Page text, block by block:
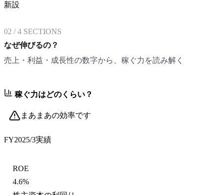
新設
02 /4 SECTIONS
なぜ伸びるの？
売上・利益・成長性の数字から、稼ぐ力を読み解く
稼ぐ力はどのくらい？
まあまあの効率です
FY2025/3実績
ROE
4.6%